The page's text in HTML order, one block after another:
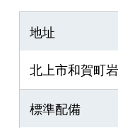
地址
北上市和賀町
標準配備